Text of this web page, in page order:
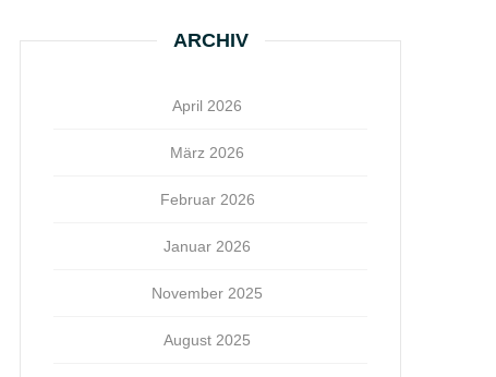
ARCHIV
April 2026
März 2026
Februar 2026
Januar 2026
November 2025
August 2025